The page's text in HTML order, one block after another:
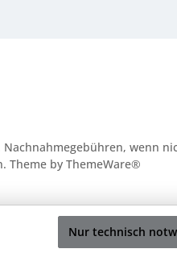
Nachnahmegebühren, wenn
Theme by ThemeWare®
Nur technisch